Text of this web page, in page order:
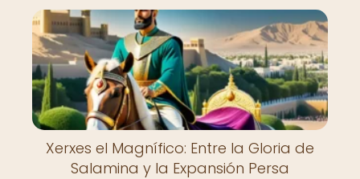
Xerxes el Magnífico: Entre la Gloria de
Salamina y la Expansión Persa